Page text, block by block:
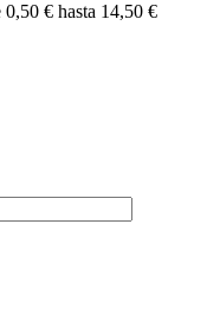
0,50 € hasta 14,50 €